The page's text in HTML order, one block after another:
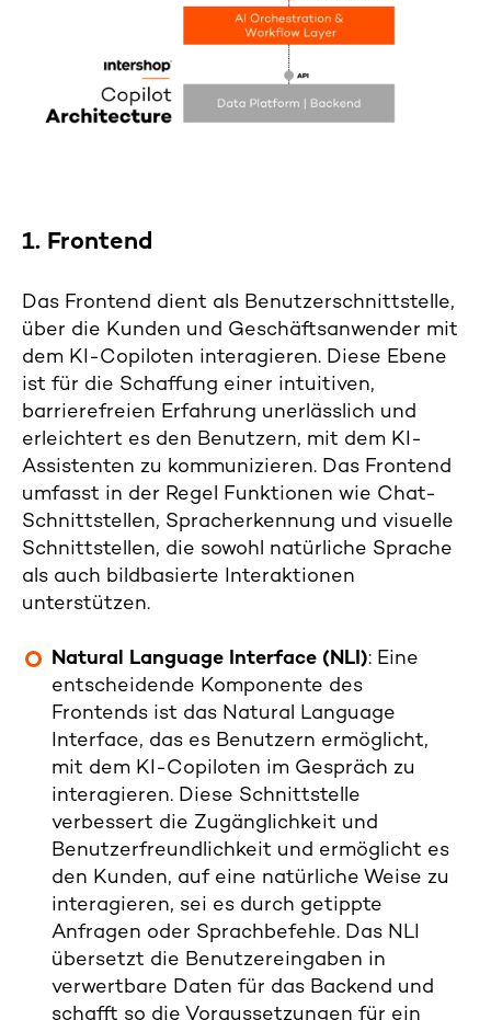
1. Frontend
Das Frontend dient als Benutzerschnittstelle,
über die Kunden und Geschäftsanwender mit
dem KI-Copiloten interagieren. Diese Ebene
ist für die Schaffung einer intuitiven,
barrierefreien Erfahrung unerlässlich und
erleichtert es den Benutzern, mit dem KI-
Assistenten zu kommunizieren. Das Frontend
umfasst in der Regel Funktionen wie Chat-
Schnittstellen, Spracherkennung und visuelle
Schnittstellen, die sowohl natürliche Sprache
als auch bildbasierte Interaktionen
unterstützen.
Natural Language Interface (NLI): Eine
entscheidende Komponente des
Frontends ist das Natural Language
Interface, das es Benutzern ermöglicht,
mit dem KI-Copiloten im Gespräch zu
interagieren. Diese Schnittstelle
verbessert die Zugänglichkeit und
Benutzerfreundlichkeit und ermöglicht es
den Kunden, auf eine natürliche Weise zu
interagieren, sei es durch getippte
Anfragen oder Sprachbefehle. Das NLI
übersetzt die Benutzereingaben in
verwertbare Daten für das Backend und
schafft so die Voraussetzungen für ein